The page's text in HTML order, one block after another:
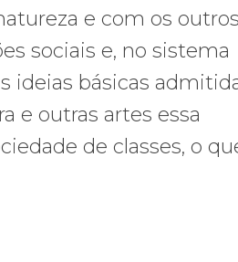
e com os outros
sociais e, no sistema
ideias básicas
e outras artes essa
de classes, o